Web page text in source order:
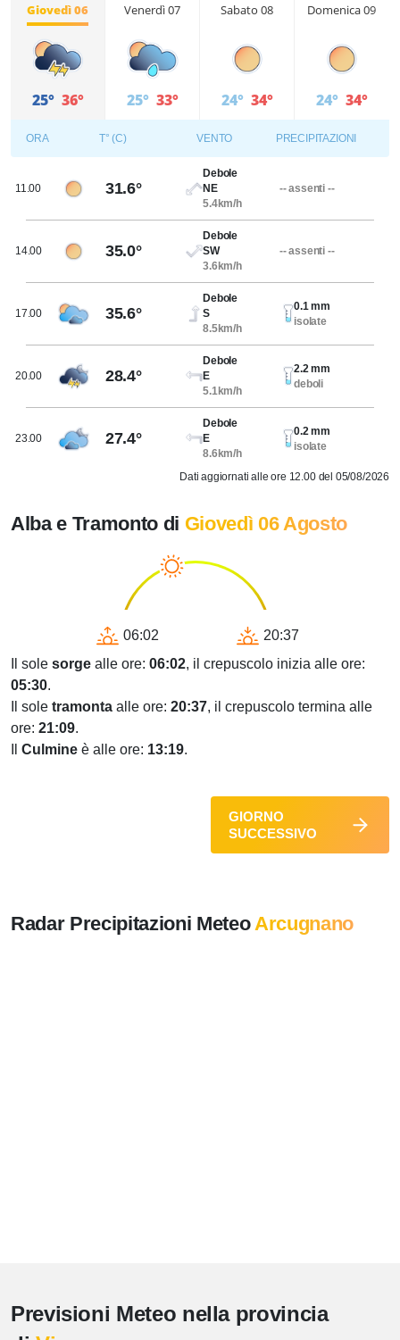
Giovedì 06
25° 36°
Venerdì 07
25° 33°
Sabato 08
24° 34°
Domenica 09
24° 34°
ORA T° (C) VENTO PRECIPITAZIONI
11.00 31.6°
Debole
NE
5.4km/h
-- assenti --
14.00 35.0°
Debole
SW
3.6km/h
-- assenti --
17.00 35.6°
Debole
S
8.5km/h
0.1 mm
isolate
20.00 28.4°
Debole
E
5.1km/h
2.2 mm
deboli
23.00 27.4°
Debole
E
8.6km/h
0.2 mm
isolate
Dati aggiornati alle ore 12.00 del 05/08/2026
Alba e Tramonto di Giovedì 06 Agosto
06:02
20:37
Il sole sorge alle ore: 06:02, il crepuscolo inizia alle ore:
05:30.
Il sole tramonta alle ore: 20:37, il crepuscolo termina alle
ore: 21:09.
Culmine è alle ore: 13:19.
GIORNO
SUCCESSIVO
Radar Precipitazioni MeteoArcugnano
Previsioni Meteo nella provincia